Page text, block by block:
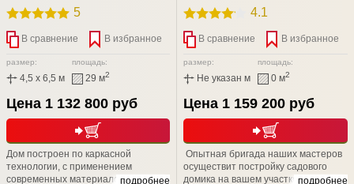
5
В сравнение В избранное
размер:
4,5 x 6,5 м
площадь:
29 м2
Цена 1 132 800 руб
подробнее
Дом построен по каркасной
технологии, с применением
современных материалов. Простой,
4.1
В сравнение В избранное
размер:
Не указан м
площадь:
0 м2
Цена 1 159 200 руб
подробнее
Опытная бригада наших мастеров
осуществит постройку садового
домика на вашем участке в